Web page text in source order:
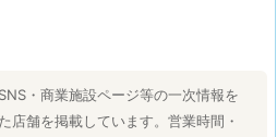
・商業施設ページ等の一次情報を
店舗を掲載しています。営業時間・